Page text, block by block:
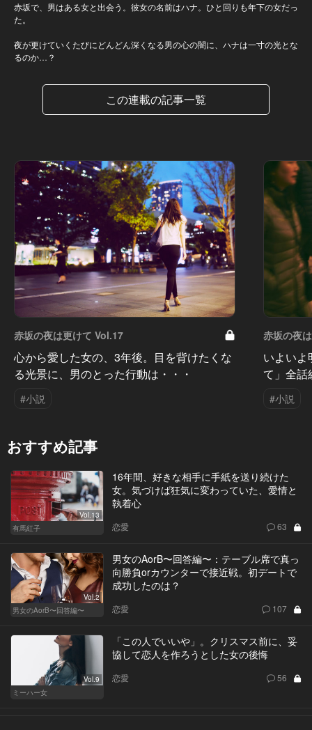
赤坂で、男はある女と出会う。彼女の名前はハナ。ひと回りも年下の女だっ
た。
夜が更けていくたびにどんどん深くなる男の心の闇に、ハナは一寸の光とな
るのか…？
この連載の記事一覧
赤坂の夜は更けて Vol.17
心から愛した女の、3年後。目を背けたくな
る光景に、男のとった行動は・・・
#小説
赤坂の夜
いよい
て」全話
#小説
おすすめ記事
Vol.13
有馬紅子
16年間、好きな相手に手紙を送り続けた
女。気づけば狂気に変わっていた、愛情と
執着心
恋愛 63
Vol.2
男女のAorB〜回答編〜
男女のAorB〜回答編〜：テーブル席で真っ
向勝負orカウンターで接近戦。初デートで
成功したのは？
恋愛 107
Vol.9
ミーハー女
「この人でいいや」。クリスマス前に、妥
協して恋人を作ろうとした女の後悔
恋愛 56